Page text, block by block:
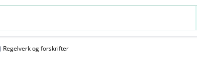
) Regelverk og forskrifter